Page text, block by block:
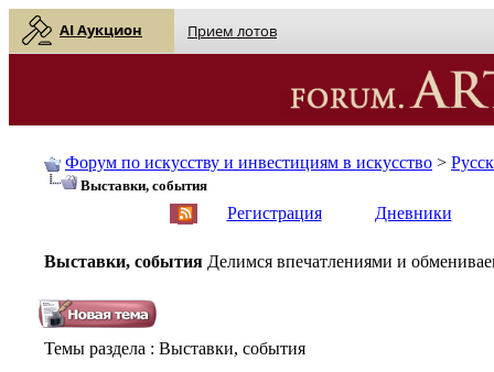
AI Аукцион Прием лотов
Форум по искусству и инвестициям в искусство >
Выставки, события
Регистрация Дневники
Выставки, события Делимся впечатлениями и
Темы раздела : Выставки, события